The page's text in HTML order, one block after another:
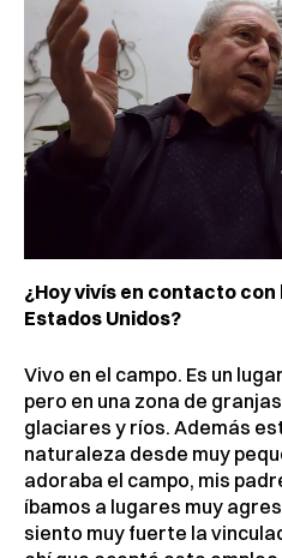
¿Hoy vivís en contacto
Estados Unidos?
Vivo en el campo. Es un
pero en una zona de
glaciares y ríos. Además
naturaleza desde muy
adoraba el campo, mis
íbamos a lugares muy
siento muy fuerte la